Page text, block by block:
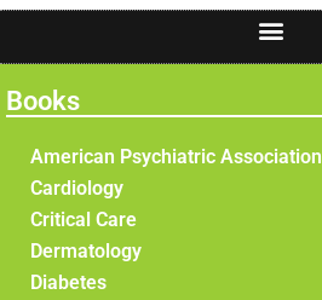
Books
American Psychiatric Association
Cardiology
Critical Care
Dermatology
Diabetes